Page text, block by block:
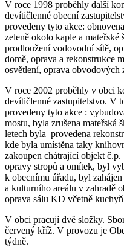
V roce 1998 proběhly další
devítičlenné obecní
provedeny tyto akce:
zeleně okolo kaple a
prodloužení vodovodní sítě,
domě, oprava a rekonstrukce
osvětlení, oprava obvodových
V roce 2002 proběhly v obci
devítičlenné zastupitelstvo. V
provedeny tyto akce :
mostu, byla zrušena mateřská
letech byla provedena
kde byla umístěna taky
zakoupen chátrající objekt
opravy stropů a omítek, byl
k obecnímu úřadu, byl
a kulturního areálu v zahradě
oprava sálu KD včetně
V obci pracují dvě složky.
červený kříž. V provozu je
týdně.